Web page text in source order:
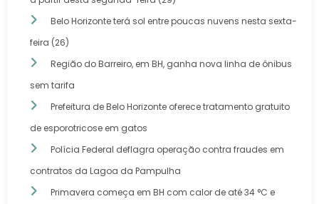
Belo Horizonte terá sol entre poucas nuvens nesta sexta-
feira (26)
Região do Barreiro, em BH, ganha nova linha de ônibus
sem tarifa
Prefeitura de Belo Horizonte oferece tratamento gratuito
de esporotricose em gatos
Polícia Federal deflagra operação contra fraudes em
contratos da Lagoa da Pampulha
Primavera começa em BH com calor de até 34 °C e